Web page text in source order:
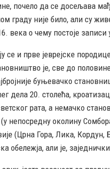
почело да се досељава
граду није било, али су
века о чему постоје
се и прве јеврејске
је, све до
буњевачко
дела 20. столећа,
рата, а немачко
непосредну околину
(Црна Гора, Лика, Кордун,
обележја, али је,